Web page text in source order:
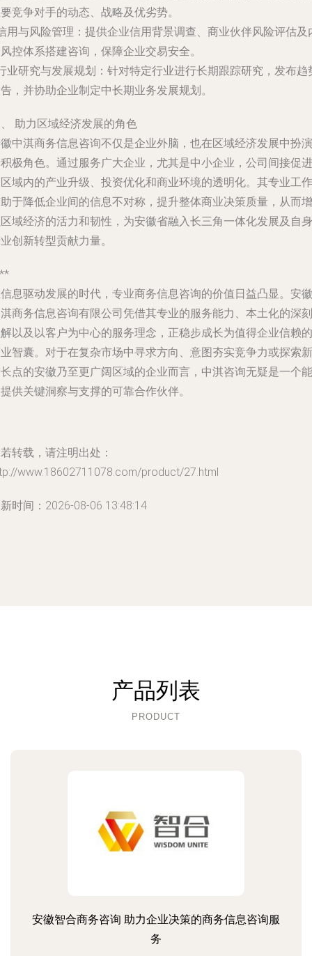
竞争对手的动态、战略及优劣势。
用与风险管理 ：提供企业信用背景调查、商业伙伴风险评估及
控体系搭建咨询，保障企业交易安全。
业研究与发展规划 ：针对特定行业进行长期跟踪研究，发布趋
，并协助企业制定中长期业务发展规划。
助力区域经济发展的角色
中淇商务信息咨询不仅是企业外脑，也在区域经济发展中扮演
极角色。通过服务广大企业，尤其是中小企业，公司间接促进
域内的产业升级、投资优化和商业环境的透明化。其专业工作
于降低企业间的信息不对称，提升整体商业决策质量，从而增
域经济的活力和韧性，为安徽省融入长三角一体化发展及自身
创新转型贡献力量。
息驱动发展的时代，专业商务信息咨询的价值日益凸显。安徽
商务信息咨询有限公司凭借其专业的服务能力、本土化的深刻
以及以客户为中心的服务理念，正稳步成长为值得企业信赖的
智囊。对于在复杂市场中寻求方向、意图夯实竞争力或探索新
点的安徽乃至更广阔区域的企业而言，中淇咨询无疑是一个能
供关键洞察与支撑的可靠合作伙伴。
转载，请注明出处：
www.18602711078.com/product/27.html
时间：2026-08-06 13:48:14
产品列表
PRODUCT
安徽智合商务咨询 助力企业决策的商务信息咨询服
务